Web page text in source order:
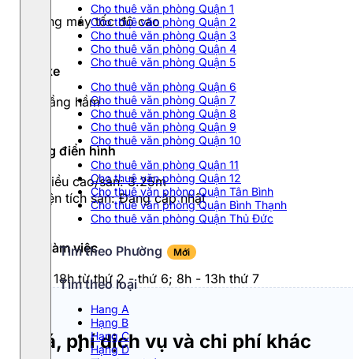
Cho thuê văn phòng Quận 1
Cho thuê văn phòng Quận 2
Cho thuê văn phòng Quận 3
Cho thuê văn phòng Quận 4
Cho thuê văn phòng Quận 5
Cho thuê văn phòng Quận 6
Cho thuê văn phòng Quận 7
Cho thuê văn phòng Quận 8
Cho thuê văn phòng Quận 9
Cho thuê văn phòng Quận 10
Cho thuê văn phòng Quận 11
Cho thuê văn phòng Quận 12
Cho thuê văn phòng Quận Tân Bình
Cho thuê văn phòng Quận Bình Thạnh
Cho thuê văn phòng Quận Thủ Đức
Tìm theo Phường Mới
Tìm theo loại
Hang A
Hạng B
Hạng C
Hạng D
Thang máy tốc độ cao
Đỗ xe
03 tầng hầm
Tầng điển hình
- Chiều cao/sàn: 3.25m
- Diện tích sàn: Đang cập nhật
Giờ làm việc
8h - 18h từ thứ 2 - thứ 6; 8h - 13h thứ 7
Giá, phí dịch vụ và chi phí khác